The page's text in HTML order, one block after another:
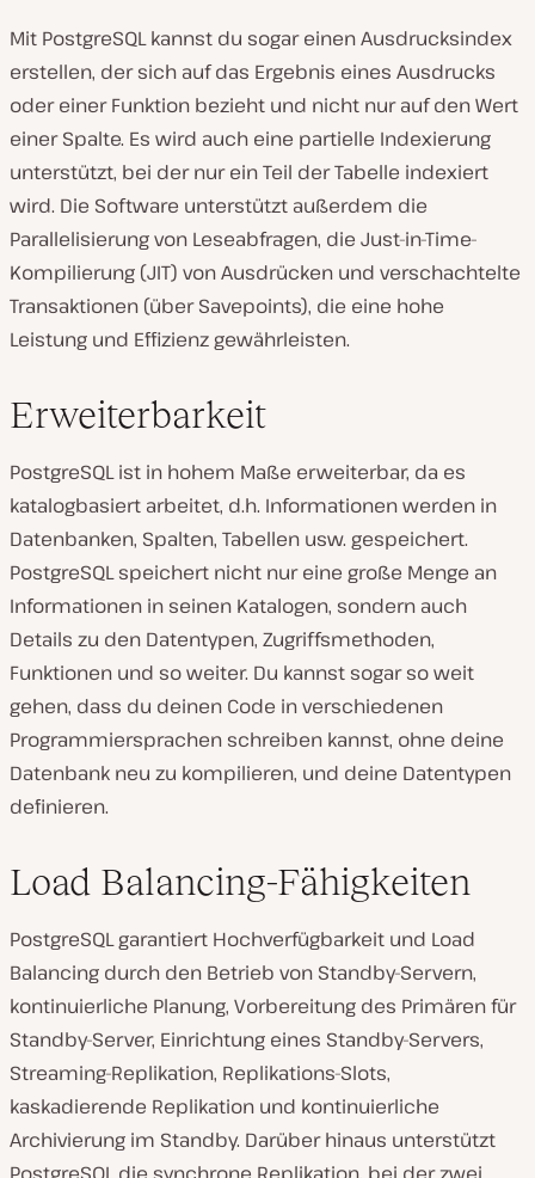
Mit PostgreSQL kannst du sogar einen Ausdrucksindex
erstellen, der sich auf das Ergebnis eines Ausdrucks
oder einer Funktion bezieht und nicht nur auf den Wert
einer Spalte. Es wird auch eine partielle Indexierung
unterstützt, bei der nur ein Teil der Tabelle indexiert
wird. Die Software unterstützt außerdem die
Parallelisierung von Leseabfragen, die Just-in-Time-
Kompilierung (JIT) von Ausdrücken und verschachtelte
Transaktionen (über Savepoints), die eine hohe
Leistung und Effizienz gewährleisten.
Erweiterbarkeit
PostgreSQL ist in hohem Maße erweiterbar, da es
katalogbasiert arbeitet, d.h. Informationen werden in
Datenbanken, Spalten, Tabellen usw. gespeichert.
PostgreSQL speichert nicht nur eine große Menge an
Informationen in seinen Katalogen, sondern auch
Details zu den Datentypen, Zugriffsmethoden,
Funktionen und so weiter. Du kannst sogar so weit
gehen, dass du deinen Code in verschiedenen
Programmiersprachen schreiben kannst, ohne deine
Datenbank neu zu kompilieren, und deine Datentypen
definieren.
Load Balancing-Fähigkeiten
PostgreSQL garantiert Hochverfügbarkeit und Load
Balancing durch den Betrieb von Standby-Servern,
kontinuierliche Planung, Vorbereitung des Primären für
Standby-Server, Einrichtung eines Standby-Servers,
Streaming-Replikation, Replikations-Slots,
kaskadierende Replikation und kontinuierliche
Archivierung im Standby. Darüber hinaus unterstützt
PostgreSQL die synchrone Replikation, bei der zwei